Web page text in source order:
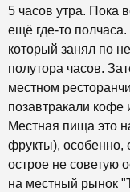
5 часов утра. Пока
ещё где-то
который занял по
полутора часов.
местном
позавтракали
Местная пища это
фрукты), особенно,
острое не советую
на местный рынок